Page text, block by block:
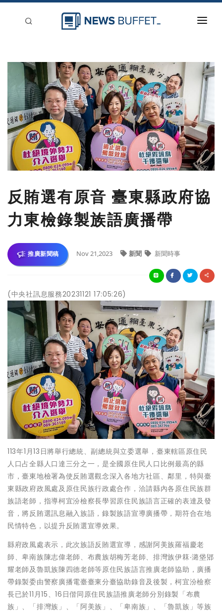
新聞稿分類
登入
刊登
反賄選有原音 臺東縣政府協
力東檢錄製族語廣播帶
推廣新聞稿 Nov 21,2023 新聞 新聞時事
(中央社訊息服務20231121 17:05:26)
113年1月13日將舉行總統、副總統與立委選舉，臺東轄區原住民
人口占全縣人口達三分之一，是全國原住民人口比例最高的縣
市，臺東地檢署為使反賄選觀念深入各地方社區、鄰里，特與臺
東縣政府政風處及原住民族行政處合作，洽請縣內各原住民族群
族語老師，指導柯宜汾檢察長學習原住民族語言正確的表達及發
音，將反賄選訊息融入族語，錄製族語宣導廣播帶，期符合在地
民情特色，以提升反賄選宣導效果。
縣府政風處表示，此次族語反賄選宣導，感謝阿美族羅福慶老
師、卑南族陳志偉老師、布農族胡梅芳老師、排灣族伊箖‧潞垡郳
耀老師及魯凱族陳四德老師等原住民族語言推廣老師協助，廣播
帶錄製委由警察廣播電臺臺東分臺協助錄音及後製，柯宜汾檢察
長已於11月15、16日偕同原住民族語推廣老師分別錄製「布農
族」、「排灣族」、「阿美族」、「卑南族」、「魯凱族」等族